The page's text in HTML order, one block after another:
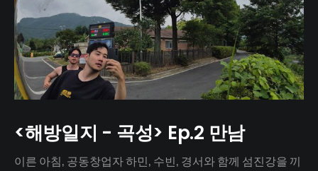
<해방일지 - 곡성> Ep.2 만남
이른 아침, 공동창업자 하민, 수빈, 경서와 함께 섬진강을 끼